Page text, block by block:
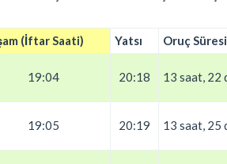
(İftar Saati) Yatsı Oruç Süresi
19:04 20:18 13 saat, 22
19:05 20:19 13 saat, 25